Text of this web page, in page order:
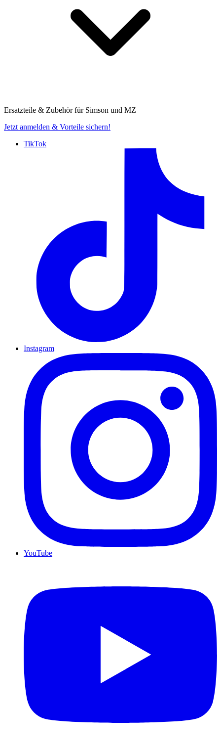
Ersatzteile & Zubehör für Simson und MZ
Jetzt anmelden & Vorteile sichern!
TikTok
Instagram
YouTube